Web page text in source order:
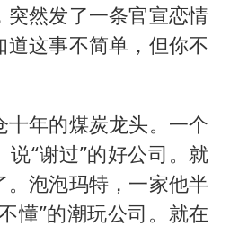
突然发了一条官宣恋情
这事不简单，但你不
十年的煤炭龙头。一个
“谢过”的好公司。就
。泡泡玛特，一家他半
懂”的潮玩公司。就在